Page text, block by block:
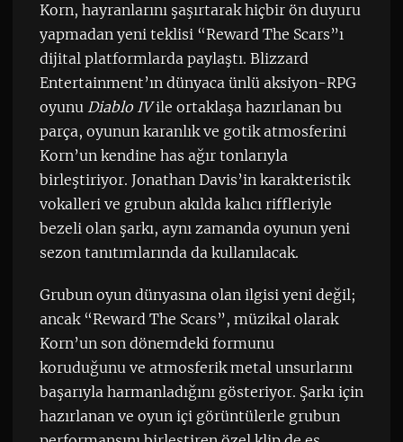
Korn, hayranlarını şaşırtarak hiçbir ön duyuru
yapmadan yeni teklisi “Reward The Scars”ı
dijital platformlarda paylaştı. Blizzard
Entertainment’ın dünyaca ünlü aksiyon-RPG
oyunu Diablo IVile ortaklaşa hazırlanan bu
parça, oyunun karanlık ve gotik atmosferini
Korn’un kendine has ağır tonlarıyla
birleştiriyor. Jonathan Davis’in karakteristik
vokalleri ve grubun akılda kalıcı riffleriyle
bezeli olan şarkı, aynı zamanda oyunun yeni
sezon tanıtımlarında da kullanılacak.
Grubun oyun dünyasına olan ilgisi yeni değil;
ancak “Reward The Scars”, müzikal olarak
Korn’un son dönemdeki formunu
koruduğunu ve atmosferik metal unsurlarını
başarıyla harmanladığını gösteriyor. Şarkı için
hazırlanan ve oyun içi görüntülerle grubun